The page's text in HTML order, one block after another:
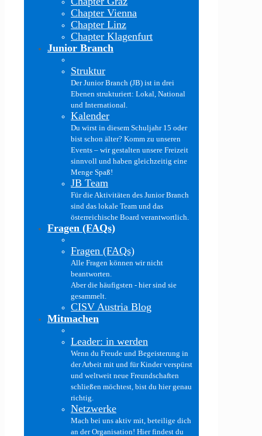
Chapter Vienna
Chapter Linz
Chapter Klagenfurt
Junior Branch
Struktur
Der Junior Branch (JB) ist in drei
Ebenen strukturiert: Lokal, National
und International.
Kalender
Du wirst in diesem Schuljahr 15 oder
bist schon älter? Komm zu unseren
Events – wir gestalten unsere Freizeit
sinnvoll und haben gleichzeitig eine
Menge Spaß!
JB Team
Für die Aktivitäten des Junior Branch
sind das lokale Team und das
österreichische Board verantwortlich.
Fragen (FAQs)
Fragen (FAQs)
Alle Fragen können wir nicht
beantworten.
Aber die häufigsten - hier sind sie
gesammelt.
CISV Austria Blog
Mitmachen
Leader: in werden
Wenn du Freude und Begeisterung in
der Arbeit mit und für Kinder verspürst
und weltweit neue Freundschaften
schließen möchtest, bist du hier genau
richtig.
Netzwerke
Mach bei uns aktiv mit, beteilige dich
an der Organisation! Hier findest du